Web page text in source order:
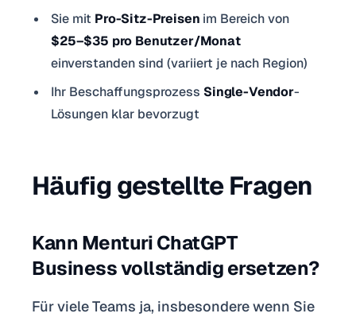
Sie mit Pro-Sitz-Preisen im Bereich von
$25–$35 pro Benutzer/Monat
einverstanden sind (variiert je nach Region)
Ihr Beschaffungsprozess Single-Vendor-
Lösungen klar bevorzugt
Häufig gestellte Fragen
Kann Menturi ChatGPT
Business vollständig ersetzen?
Für viele Teams ja, insbesondere wenn Sie